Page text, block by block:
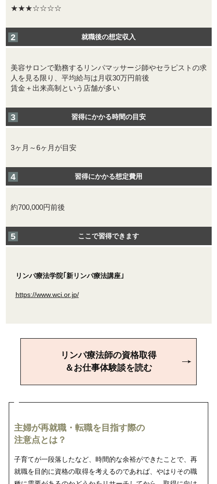
★★★☆☆☆☆
就職後の想定収入
美容サロンで勤務するリンパマッサージ師やセラピストの求
人を見る限り、平均給与は月収30万円前後
賃金＋出来高制という店舗が多い
習得にかかる時間の目安
3ヶ月～6ヶ月が目安
習得にかかる想定費用
約700,000円前後
ここで習得できます
リンパ療法学院｢新リンパ療法講座｣
https://www.wci.or.jp/
リンパ療法師の資格取得
＆お仕事体験談を読む
主婦が再就職・転職を目指す際の
注意点とは？
子育てが一段落したなど、時間的な余裕ができたことで、再
就職を目的に資格の取得を考えるのであれば、やはりその職